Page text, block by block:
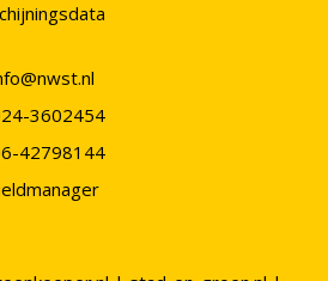
3602454
42798144